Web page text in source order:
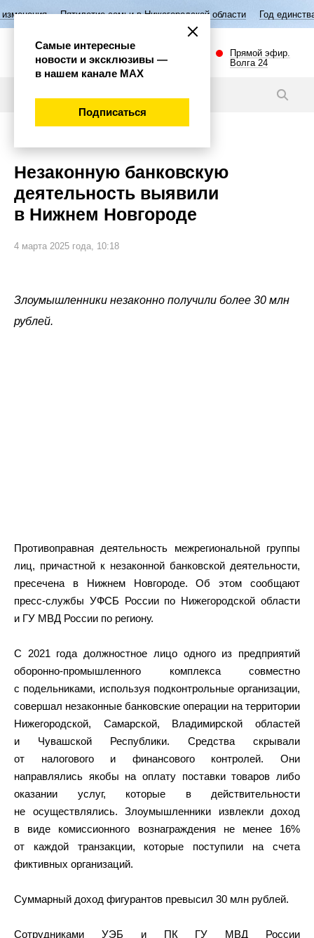
семьи в Нижегородской области Год единства народов
Прямой эфир.
Волга 24
Незаконную банковскую
деятельность выявили
в Нижнем Новгороде
4 марта 2025 года, 10:18
Злоумышленники незаконно получили более 30 млн
рублей.
Противоправная деятельность межрегиональной группы
лиц, причастной к незаконной банковской деятельности,
пресечена в Нижнем Новгороде. Об этом сообщают
пресс-службы УФСБ России по Нижегородской области
и ГУ МВД России по региону.
С 2021 года должностное лицо одного из предприятий
оборонно-промышленного комплекса совместно
с подельниками, используя подконтрольные организации,
совершал незаконные банковские операции на территории
Нижегородской, Самарской, Владимирской областей
и Чувашской Республики. Средства скрывали
от налогового и финансового контролей. Они
направлялись якобы на оплату поставки товаров либо
оказании услуг, которые в действительности
не осуществлялись. Злоумышленники извлекли доход
в виде комиссионного вознаграждения не менее 16%
от каждой транзакции, которые поступили на счета
фиктивных организаций.
Суммарный доход фигурантов превысил 30 млн рублей.
Сотрудниками УЭБ и ПК ГУ МВД России
Самые интересные
новости и эксклюзивы —
в нашем канале МАХ
Подписаться